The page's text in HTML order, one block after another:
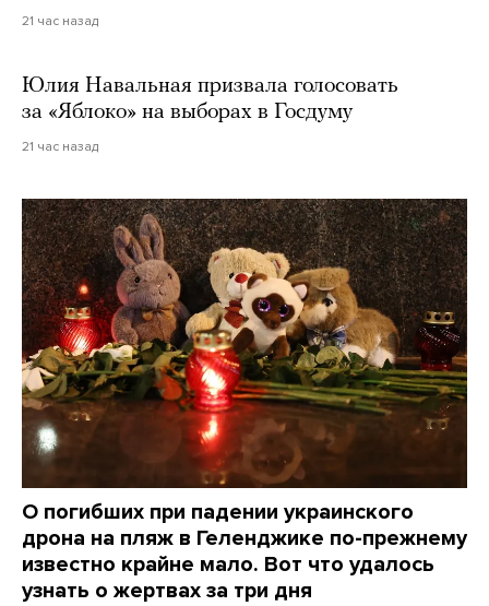
21 час назад
Юлия Навальная призвала голосовать
за «Яблоко» на выборах в Госдуму
21 час назад
О погибших при падении украинского
дрона на пляж в Геленджике по-прежнему
известно крайне мало. Вот что удалось
узнать о жертвах за три дня